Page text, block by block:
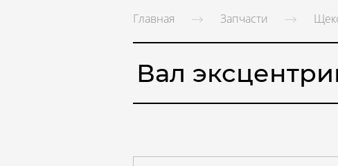
Главная Запчасти
Вал